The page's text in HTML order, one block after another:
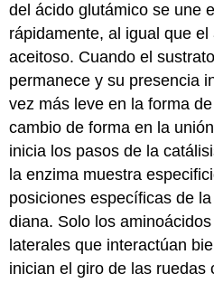
del ácido glutámico se une
rápidamente, al igual que
aceitoso. Cuando el
permanece y su presencia
vez más leve en la forma
cambio de forma en la
inicia los pasos de la
la enzima muestra
posiciones específicas de
diana. Solo los
laterales que interactúan
inician el giro de las ruedas